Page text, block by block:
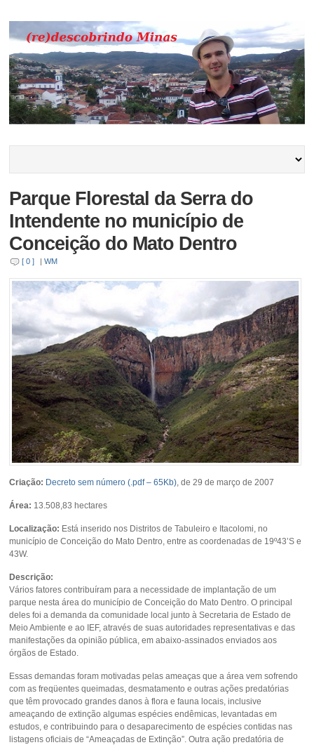
Parque Florestal da Serra do
Intendente no município de
Conceição do Mato Dentro
[ 0 ] |WM
Criação: Decreto sem número (.pdf – 65Kb) , de 29 de março de 2007
Área: 13.508,83 hectares
Localização: Está inserido nos Distritos de Tabuleiro e Itacolomi, no
município de Conceição do Mato Dentro, entre as coordenadas de 19º43’S e
43W.
Descrição:
Vários fatores contribuíram para a necessidade de implantação de um
parque nesta área do município de Conceição do Mato Dentro. O principal
deles foi a demanda da comunidade local junto à Secretaria de Estado de
Meio Ambiente e ao IEF, através de suas autoridades representativas e das
manifestações da opinião pública, em abaixo-assinados enviados aos
órgãos de Estado.
Essas demandas foram motivadas pelas ameaças que a área vem sofrendo
com as freqüentes queimadas, desmatamento e outras ações predatórias
que têm provocado grandes danos à flora e fauna locais, inclusive
ameaçando de extinção algumas espécies endêmicas, levantadas em
estudos, e contribuindo para o desaparecimento de espécies contidas nas
listagens oficiais de “Ameaçadas de Extinção”. Outra ação predatória de